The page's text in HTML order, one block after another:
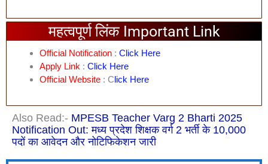
महत्वपूर्ण लिंक Important Link
Official Notification: Click Here
Apply Link : Click Here
Official Website: CLick Here
Also Read:- MPESB Teacher Varg 2 Bharti 2025
Notification Out: मध्य प्रदेश शिक्षक वर्ग 2 भर्ती के 10,000
पदों का आवेदन और नोटिफिकेशन जारी